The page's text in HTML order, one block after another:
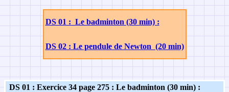
DS 01 : Le badminton (30 min) :
DS 02 : Le pendule de Newton (20 min)
DS 01 : Exercice 34 page 275 : Le badminton (30 min) :